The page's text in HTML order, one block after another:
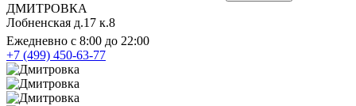
ДМИТРОВКА
Лобненская д.17 к.8
Ежедневно с 8:00 до 22:00
+7 (499) 450-63-77